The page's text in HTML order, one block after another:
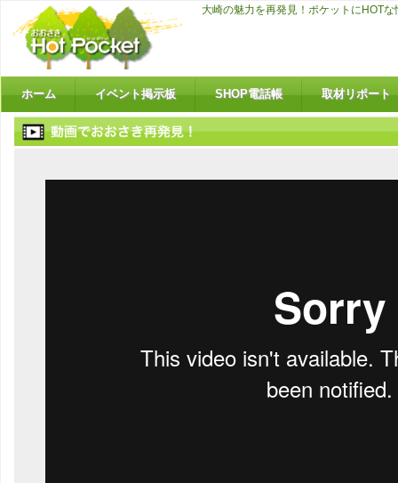
大崎の魅力を再発見！ポケットにHOT
ホーム イベント掲示板 SHOP電話帳 取材リポート